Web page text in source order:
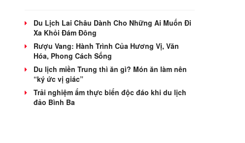
Du Lịch Lai Châu Dành Cho Những Ai Muốn Đi
Xa Khỏi Đám Đông
Rượu Vang: Hành Trình Của Hương Vị, Văn
Hóa, Phong Cách Sống
Du lịch miền Trung thì ăn gì? Món ăn làm nên
“ký ức vị giác”
Trải nghiệm ẩm thực biển độc đáo khi du lịch
đảo Bình Ba